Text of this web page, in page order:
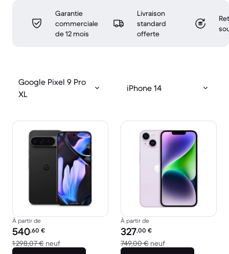
Garantie
commerciale
de 12 mois
Livraison
standard
offerte
Google Pixel 9 Pro
XL
iPhone 14
À partir de
Prix reconditionné :
540,60 €
1 298,07 € neufcontre 1 298,07 € neuf
À partir de
Prix reconditionné :
327,00 €
749,00 € neufcontre 749,00 €